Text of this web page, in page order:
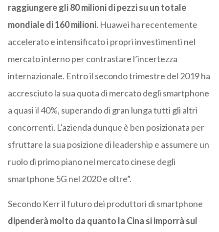
raggiungere gli 80 milioni di pezzi su un totale
mondiale di 160 milioni. Huawei ha recentemente
accelerato e intensificato i propri investimenti nel
mercato interno per contrastare l’incertezza
internazionale. Entro il secondo trimestre del 2019 ha
accresciuto la sua quota di mercato degli smartphone
a quasi il 40%, superando di gran lunga tutti gli altri
concorrenti. L’azienda dunque è ben posizionata per
sfruttare la sua posizione di leadership e assumere un
ruolo di primo piano nel mercato cinese degli
smartphone 5G nel 2020 e oltre”.
Secondo Kerr il futuro dei produttori di smartphone
dipenderà molto da quanto la Cina si imporrà sul